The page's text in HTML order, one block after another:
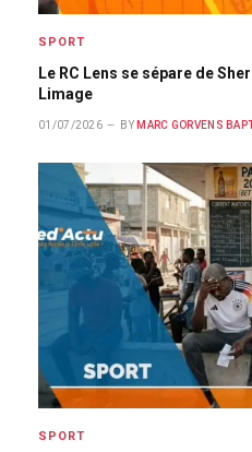
SPORT
Le RC Lens se sépare de
Limage
01/07/2026 BY MARC GORVENS
SPORT